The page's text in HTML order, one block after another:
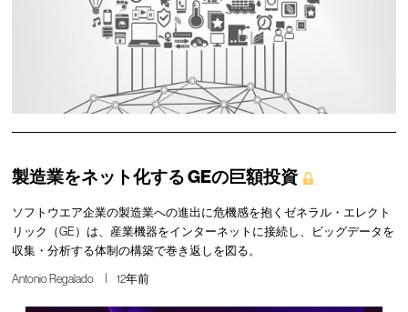
製造業をネット化する GEの巨額投資
ソフトウエア企業の製造業への進出に危機感を抱くゼネラル・エレクト
リック（GE）は、産業機器をインターネットに接続し、ビッグデータを
収集・分析する体制の構築で巻き返しを図る。
Antonio Regalado 12年前